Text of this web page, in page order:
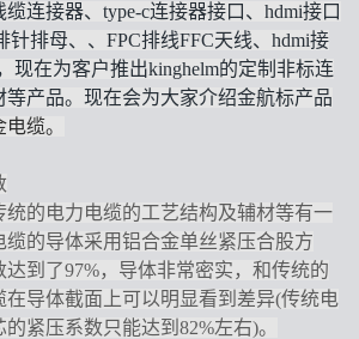
连接器、type-c连接器接口、hdmi接口
针排母、、FPC排线FFC天线、hdmi接
现在为客户推出kinghelm的定制非标连
产品。现在会为大家介绍金航标产品
电缆。
统的电力电缆的工艺结构及辅材等有一
缆的导体采用铝合金单丝紧压合股方
达到了97%，导体非常密实，和传统的
导体截面上可以明显看到差异(传统电
紧压系数只能达到82%左右)。